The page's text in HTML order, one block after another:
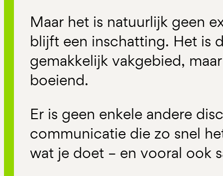
Maar het is natuurlijk geen
blijft een inschatting. Het is
gemakkelijk vakgebied,
boeiend.
Er is geen enkele andere
communicatie die zo snel
wat je doet – en vooral ook